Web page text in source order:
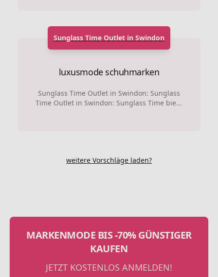
Sunglass Time Outlet in Swindon
luxusmode schuhmarken
Sunglass Time Outlet in Swindon: Sunglass
Time Outlet in Swindon: Sunglass Time bie...
weitere Vorschläge laden?
MARKENMODE BIS -70% GÜNSTIGER
KAUFEN
JETZT KOSTENLOS ANMELDEN!